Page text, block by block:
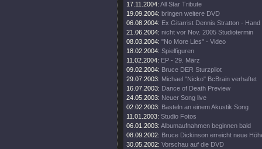
17.11.2004: All Star Tribute
19.09.2004: bringen weitere DVD
06.08.2004: Ex Gitarrist Dennis Stratton -
21.06.2004: nicht vor Nov. 2005 Studiotermin
08.03.2004: "No More Lies" - Video
18.02.2004: Spielfiguren
11.02.2004: EP - 29. März
09.02.2004: Bruce DER Sturzpilot
29.07.2003: Michael "Nicko" BcBrain verhaftet
16.07.2003: Dance of Death Preview
24.05.2003: Neuer Song live
02.02.2003: Basteln an einem Akustik Song
11.01.2003: Studio Fotos
06.01.2003: Albumaufnahmen beginnen bald
08.09.2002: Bruce Dickinson erreicht neue
30.05.2002: Vorschau auf die DVD